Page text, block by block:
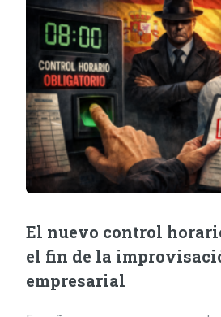
El nuevo control
el fin de la
empresarial